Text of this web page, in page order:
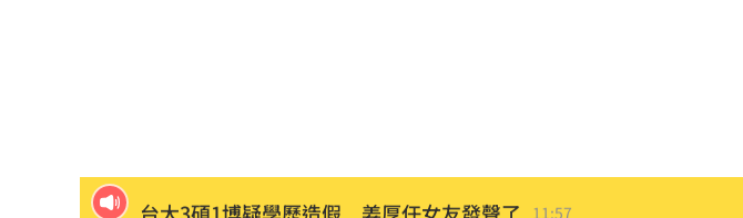
台大3碩1博疑學歷造假 姜厚任女友發聲了 11:57